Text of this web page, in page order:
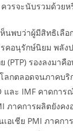
วรจะนับรวมด้วยห
นพบว่าผู้มีสิทธิเลื
รคอนุรักษ์นิยม พลั
(PTP) รองลงมา
ลกตลอดจนภาคบริ
และ IMF คาดกา
ภาคการผลิตยังค
เอเชีย PMI ภาคก